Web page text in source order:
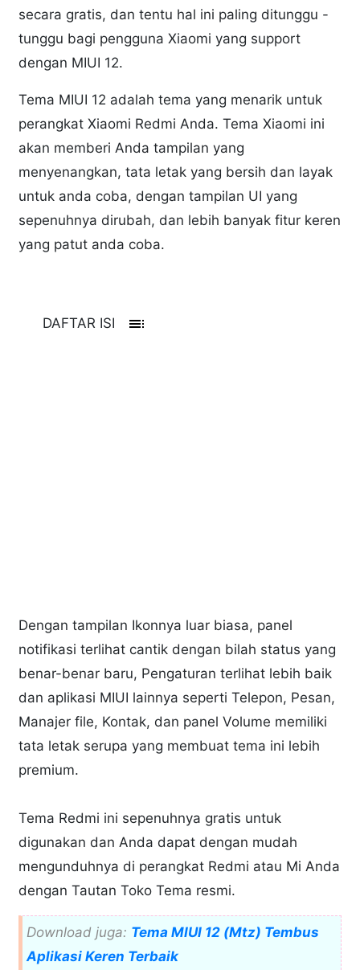
secara gratis, dan tentu hal ini paling ditunggu -
tunggu bagi pengguna Xiaomi yang support
dengan MIUI 12.
Tema MIUI 12 adalah tema yang menarik untuk
perangkat Xiaomi Redmi Anda. Tema Xiaomi ini
akan memberi Anda tampilan yang
menyenangkan, tata letak yang bersih dan layak
untuk anda coba, dengan tampilan UI yang
sepenuhnya dirubah, dan lebih banyak fitur keren
yang patut anda coba.
DAFTAR ISI toc
Dengan tampilan Ikonnya luar biasa, panel
notifikasi terlihat cantik dengan bilah status yang
benar-benar baru, Pengaturan terlihat lebih baik
dan aplikasi MIUI lainnya seperti Telepon, Pesan,
Manajer file, Kontak, dan panel Volume memiliki
tata letak serupa yang membuat tema ini lebih
premium.
Tema Redmi ini sepenuhnya gratis untuk
digunakan dan Anda dapat dengan mudah
mengunduhnya di perangkat Redmi atau Mi Anda
dengan Tautan Toko Tema resmi.
Download juga: Tema MIUI 12 (Mtz) Tembus
Aplikasi Keren Terbaik